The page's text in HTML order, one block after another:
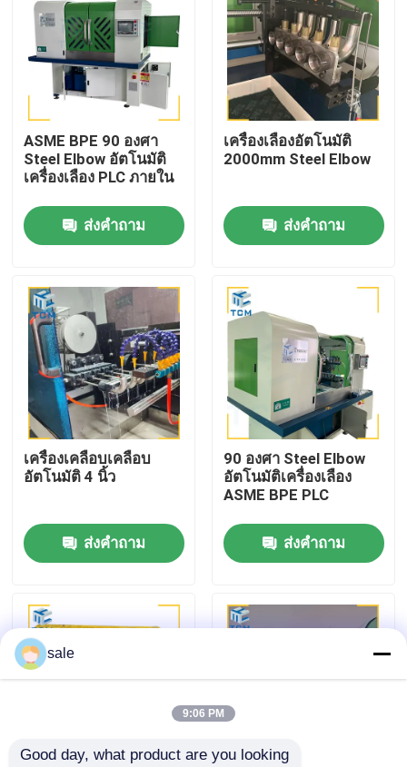
บ้าน
สินค้า
เกี่ยวกับเรา
ทัวร์โรงงาน
การควบคุมคุณภาพ
ติดต่อเรา
กรณี
เครื่องเคลือบถัง
ASME BPE 90 องศา
Steel Elbow อัตโนมัติ
เครื่องเลือง PLC ภายใน
ส่งคำถาม
เครื่องเลืองอัตโนมัติ
2000mm Steel Elbow
ส่งคำถาม
เครื่องเคลือบเคลือบ
อัตโนมัติ 4 นิ้ว
ส่งคำถาม
90 องศา Steel Elbow
อัตโนมัติเครื่องเลือง
ASME BPE PLC
ส่งคำถาม
sale
9:06 PM
Good day, what product are you looking